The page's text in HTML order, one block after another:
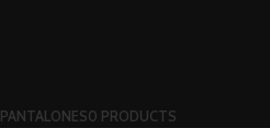
PANTALONES0 PRODUCTS